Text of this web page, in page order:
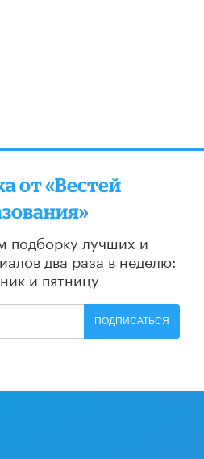
от «Вестей
подборку лучших и
два раза в неделю:
и пятницу
ПОДПИСАТЬСЯ